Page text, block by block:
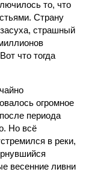
то, что
Страну
страшный
что тогда
огромное
периода
Но всё
в реки,
весенние ливни